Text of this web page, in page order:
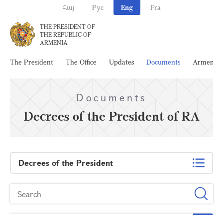
Հայ Рус Eng Fra
THE PRESIDENT OF
THE REPUBLIC OF
ARMENIA
The President The Office Updates Documents Armenia
Documents
Decrees of the President of RA
Decrees of the President